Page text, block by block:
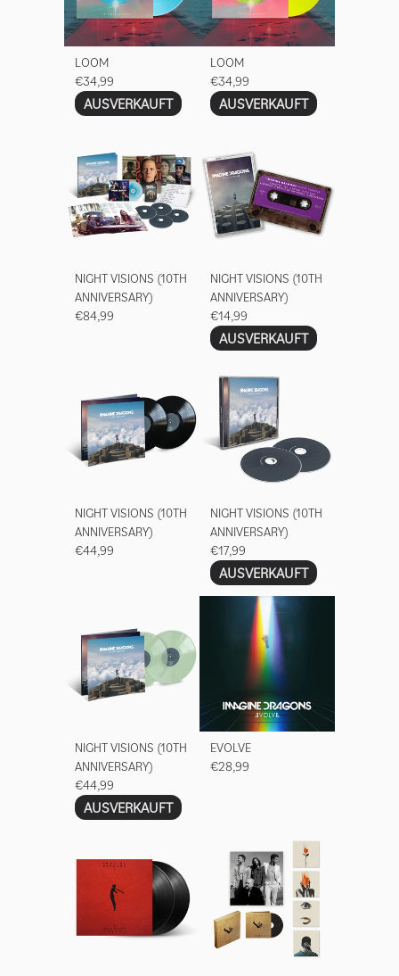
LOOM
€34,99
AUSVERKAUFT
LOOM
€34,99
AUSVERKAUFT
NIGHT VISIONS (10TH
ANNIVERSARY)
€84,99
NIGHT VISIONS (10TH
ANNIVERSARY)
€14,99
AUSVERKAUFT
NIGHT VISIONS (10TH
ANNIVERSARY)
€44,99
NIGHT VISIONS (10TH
ANNIVERSARY)
€17,99
AUSVERKAUFT
NIGHT VISIONS (10TH
ANNIVERSARY)
€44,99
AUSVERKAUFT
EVOLVE
€28,99